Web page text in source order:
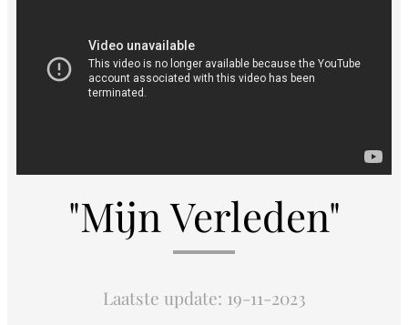
"Mijn Verleden"
Laatste update: 19-11-2023